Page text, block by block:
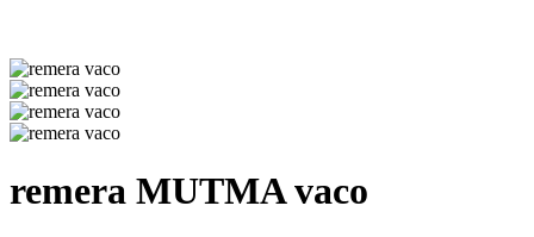
remera MUTMAvaco